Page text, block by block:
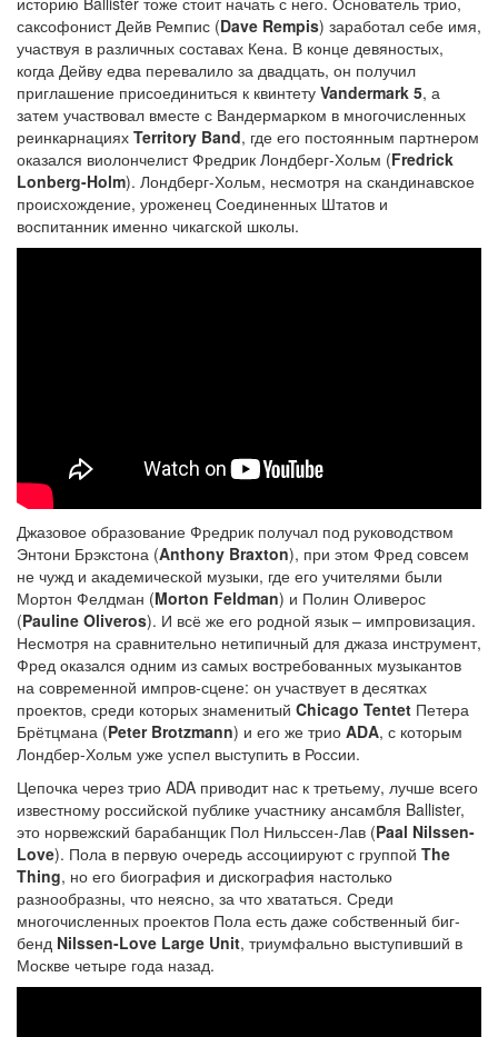
саксофонист Дейв Ремпис (Dave Rempis) заработал себе имя,
участвуя в различных составах Кена. В конце девяностых,
когда Дейву едва перевалило за двадцать, он получил
приглашение присоединиться к квинтету Vandermark 5, а
затем участвовал вместе с Вандермарком в многочисленных
реинкарнациях Territory Band, где его постоянным партнером
оказался виолончелист Фредрик Лондберг-Хольм (Fredrick
Lonberg-Holm). Лондберг-Хольм, несмотря на скандинавское
происхождение, уроженец Соединенных Штатов и
воспитанник именно чикагской школы.
Джазовое образование Фредрик получал под руководством
Энтони Брэкстона (Anthony Braxton), при этом Фред совсем
не чужд и академической музыки, где его учителями были
Мортон Фелдман (Morton Feldman) и Полин Оливерос
(Pauline Oliveros). И всё же его родной язык – импровизация.
Несмотря на сравнительно нетипичный для джаза инструмент,
Фред оказался одним из самых востребованных музыкантов
на современной импров-сцене: он участвует в десятках
проектов, среди которых знаменитый Chicago Tentet Петера
Брётцмана (Peter Brotzmann) и его же трио ADA, с которым
Лондбер-Хольм уже успел выступить в России.
Цепочка через трио ADA приводит нас к третьему, лучше всего
известному российской публике участнику ансамбля Ballister,
это норвежский барабанщик Пол Нильссен-Лав (Paal Nilssen-
Love). Пола в первую очередь ассоциируют с группой The
Thing, но его биография и дискография настолько
разнообразны, что неясно, за что хвататься. Среди
многочисленных проектов Пола есть даже собственный биг-
бенд Nilssen-Love Large Unit, триумфально выступивший в
Москве четыре года назад.